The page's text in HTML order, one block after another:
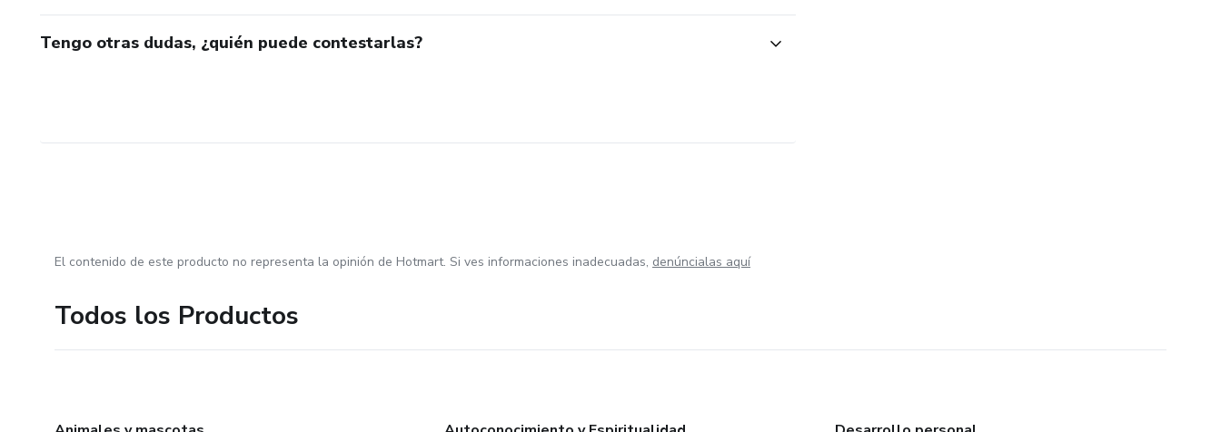
Tengo otras dudas, ¿quién puede contestarlas?
El contenido de este producto no representa la opinión de Hotmart. Si ves informaciones inadecuadas, denúncialas aquí
Todos los Productos